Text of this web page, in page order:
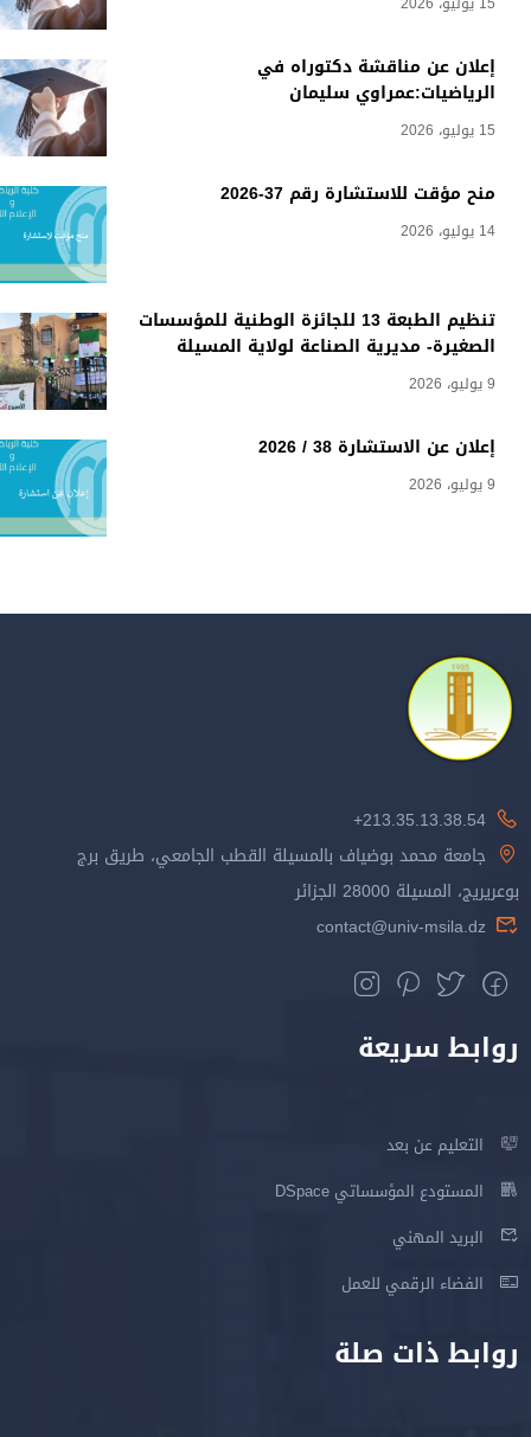
إعلان عن مناقشة دكتوراه في
الرياضيات:عمراوي سليمان
15 يوليو، 2026
منح مؤقت للاستشارة رقم 37-2026
14 يوليو، 2026
تنظيم الطبعة 13 للجائزة الوطنية للمؤسسات
الصغيرة- مديرية الصناعة لولاية المسيلة
9 يوليو، 2026
إعلان عن الاستشارة 38 / 2026
9 يوليو، 2026
213.35.13.38.54+
جامعة محمد بوضياف بالمسيلة القطب الجامعي، طريق برج
بوعريريج، المسيلة 28000 الجزائر
contact@univ-msila.dz
روابط سريعة
التعليم عن بعد
المستودع المؤسساتي DSpace
البريد المهني
الفضاء الرقمي للعمل
روابط ذات صلة